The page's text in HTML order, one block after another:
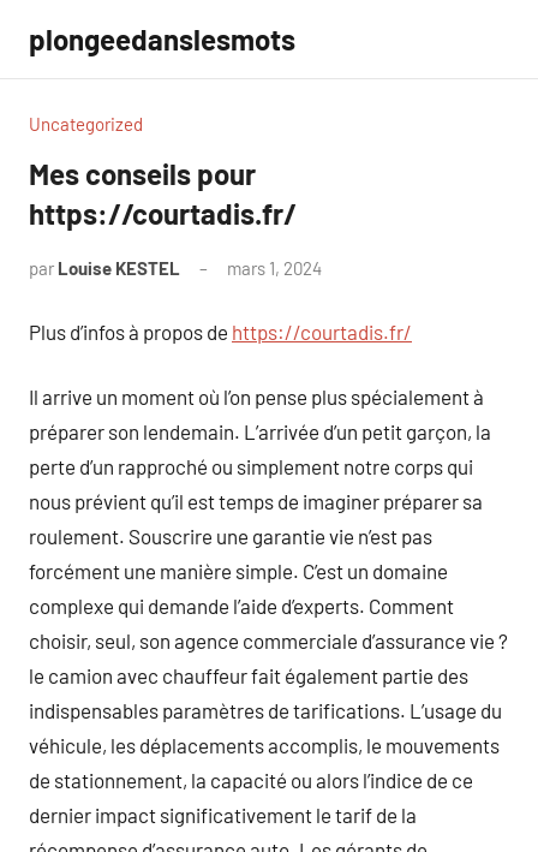
contenu
plongeedanslesmots
Uncategorized
Mes conseils pour
https://courtadis.fr/
par Louise KESTEL mars 1, 2024
Plus d’infos à propos de https://courtadis.fr/
Il arrive un moment où l’on pense plus spécialement à
préparer son lendemain. L’arrivée d’un petit garçon, la
perte d’un rapproché ou simplement notre corps qui
nous prévient qu’il est temps de imaginer préparer sa
roulement. Souscrire une garantie vie n’est pas
forcément une manière simple. C’est un domaine
complexe qui demande l’aide d’experts. Comment
choisir, seul, son agence commerciale d’assurance vie ?
le camion avec chauffeur fait également partie des
indispensables paramètres de tarifications. L’usage du
véhicule, les déplacements accomplis, le mouvements
de stationnement, la capacité ou alors l’indice de ce
dernier impact significativement le tarif de la